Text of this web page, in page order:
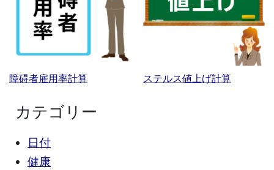
障碍者雇用率計算 ステルス値上げ計算
カテゴリー
日付
健康